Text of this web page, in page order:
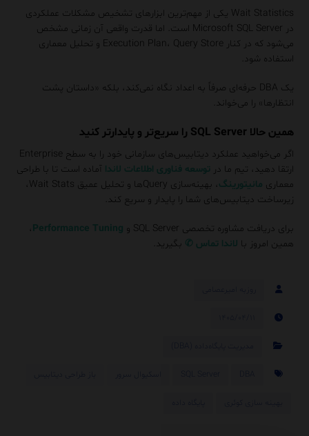
Wait Statistics یکی از مهم‌ترین ابزارهای تشخیص مشکلات عملکردی
در Microsoft SQL Server است. اما قدرت واقعی آن زمانی مشخص
می‌شود که در کنار Execution Plan، Query Store و تحلیل معماری
استفاده شود.
یک DBA حرفه‌ای صرفاً به اعداد نگاه نمی‌کند، بلکه «داستان پشت
انتظارها» را می‌خواند.
همین حالا SQL Server را سریع‌تر و پایدارتر کنید
اگر می‌خواهید عملکرد دیتابیس‌های سازمانی خود را به سطح Enterprise
ارتقا دهید، تیم ما در توسعه فناوری اطلاعات لاندا آماده است تا با طراحی
معماری مانیتورینگ
، بهینه‌سازی Queryها و تحلیل عمیق Wait Stats،
زیرساخت دیتابیس‌های شما را پایدار و سریع کند.
برای دریافت مشاوره تخصصی SQL Server و Performance Tuning،
همین امروز با لاندا تماس ✆ بگیرید.